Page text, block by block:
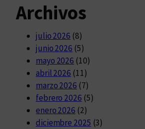
Archivos
julio 2026 (8)
junio 2026 (5)
mayo 2026 (10)
abril 2026 (11)
marzo 2026 (7)
febrero 2026 (5)
enero 2026 (2)
diciembre 2025 (3)